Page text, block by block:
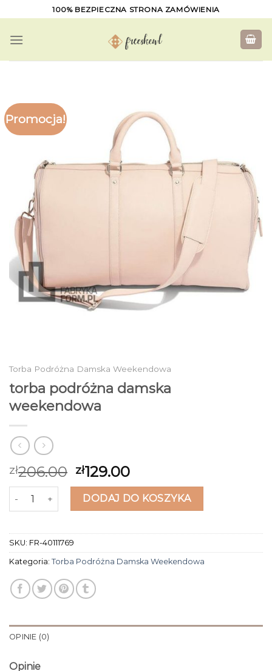
to
content
100% BEZPIECZNA STRONA ZAMÓWIENIA
Promocja!
Torba Podróżna Damska Weekendowa
torba podróżna damska
weekendowa
zł206.00 zł129.00
ilość torba podróżna damska weekendowa
DODAJ DO KOSZYKA
SKU: FR-40111769
Kategoria: Torba Podróżna Damska Weekendowa
OPINIE (0)
Opinie